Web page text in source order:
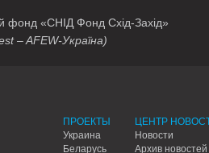
фонд «СНІД Фонд Схід-Захід»
– AFEW-Україна)
ПРОЕКТЫ
Украина
Беларусь
ЦЕНТР
Новости
Архив новостей